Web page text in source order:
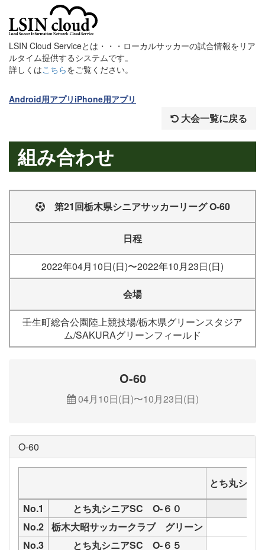
LSIN Cloud Serviceとは・・・ローカルサッカーの試合情報をリア
ルタイム提供するシステムです。
詳しくはこちらをご覧ください。
Android用アプリ iPhone用アプリ
大会一覧に戻る
組み合わせ
第21回栃木県シニアサッカーリーグ O-60
日程
2022年04月10日(日)〜2022年10月23日(日)
会場
壬生町総合公園陸上競技場/栃木県グリーンスタジア
ム/SAKURAグリーンフィールド
O-60
04月10日(日)〜10月23日(日)
O-60
とち丸シニ
No.1
とち丸シニアSC O-６０
No.2 栃木大昭サッカークラブ グリーン
No.3
とち丸シニアSC O-６５